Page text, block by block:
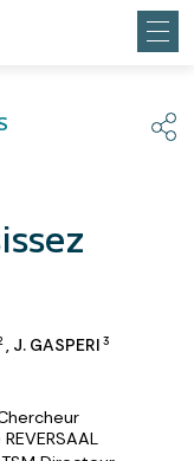
, J. GASPERI 3